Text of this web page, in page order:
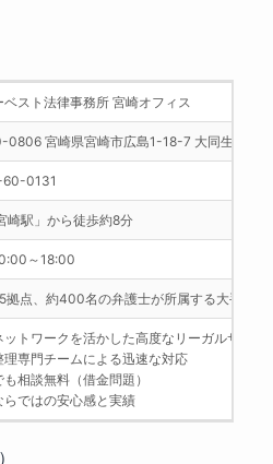
ベスト法律事務所 宮崎オフィス
0806 宮崎県宮崎市広島1-18-7 大同生命宮
0131
崎駅」から徒歩約8分
～18:00
拠点、約400名の弁護士が所属する大手法
ットワークを活かした高度なリーガルサービ
理専門チームによる迅速な対応
相談無料（借金問題）
らではの安心感と実績